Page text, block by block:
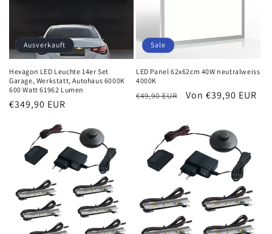
Ausverkauft
Hexagon LED Leuchte 14er Set
Garage, Werkstatt, Autohaus 6000K
600 Watt 61962 Lumen
Normaler
€349,90 EUR
Sale
LED Panel 62x62cm 40W neutralweiss
4000K
Normaler
€49,90 EUR Verkaufspreis
Von €39,90 EUR